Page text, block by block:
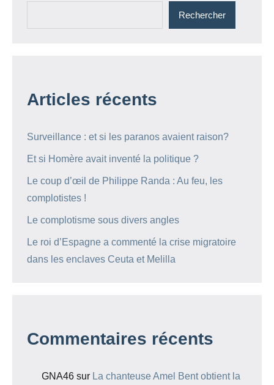
Rechercher
Articles récents
Surveillance : et si les paranos avaient raison?
Et si Homère avait inventé la politique ?
Le coup d’œil de Philippe Randa : Au feu, les
complotistes !
Le complotisme sous divers angles
Le roi d’Espagne a commenté la crise migratoire
dans les enclaves Ceuta et Melilla
Commentaires récents
GNA46 sur La chanteuse Amel Bent obtient la